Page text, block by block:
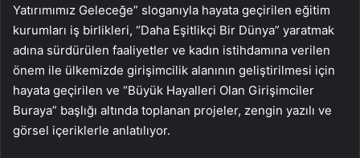
Yatırımımız Geleceğe” sloganıyla hayata geçirilen eğitim
kurumları iş birlikleri, “Daha Eşitlikçi Bir Dünya” yaratmak
adına sürdürülen faaliyetler ve kadın istihdamına verilen
önem ile ülkemizde girişimcilik alanının geliştirilmesi için
hayata geçirilen ve “Büyük Hayalleri Olan Girişimciler
Buraya” başlığı altında toplanan projeler, zengin yazılı ve
görsel içeriklerle anlatılıyor.